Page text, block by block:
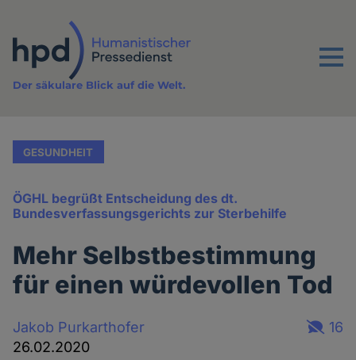
Inhalt
Menu
Der säkulare Blick auf die Welt.
GESUNDHEIT
ÖGHL begrüßt Entscheidung des dt.
Bundesverfassungsgerichts zur Sterbehilfe
Mehr Selbstbestimmung
für einen würdevollen Tod
Jakob Purkarthofer
26.02.2020
16